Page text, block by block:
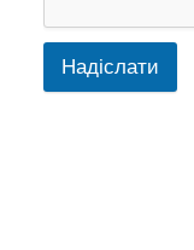
Надіслати